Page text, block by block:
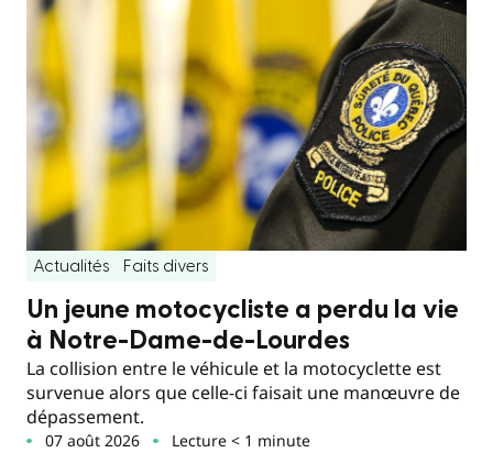
Actualités Faits divers
Un jeune motocycliste a perdu la vie
à Notre-Dame-de-Lourdes
La collision entre le véhicule et la motocyclette est
survenue alors que celle-ci faisait une manœuvre de
dépassement.
07 août 2026 Lecture < 1 minute